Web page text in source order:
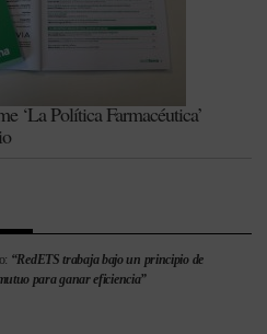
‘La Política Farmacéutica’
“RedETS trabaja bajo un principio de
para ganar eficiencia”